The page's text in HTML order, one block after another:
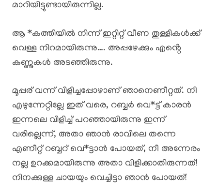
മാറിയിട്ടുണ്ടായിരുന്നില്ല.
ആ *കത്തിയിൽ നിന്ന് ഇറ്റിറ്റ് വീണ തുള്ളികൾക്ക്
വെള്ള നിറമായിരുന്നു…. അപ്പഴേക്കും എൻ്റെ
കണ്ണുകൾ അടഞ്ഞിരുന്നു.
മൂപ്പര് വന്ന് വിളിച്ചപ്പോഴാണ് ഞാനെണീറ്റത്. നീ
എഴുന്നേറ്റില്ലേ ഇത് വരെ, റബ്ബർ വെ*ട്ട് കാരൻ
ഇന്നലെ വിളിച്ച് പറഞ്ഞായിരുന്നു ഇന്ന്
വരില്ലെന്ന്, അതാ ഞാൻ രാവിലെ തന്നെ
എണീറ്റ് റബ്ബറ് വെ*ട്ടാൻ പോയത്, നീ അന്നേരം
നല്ല ഉറക്കമായിരുന്നു അതാ വിളിക്കാതിരുന്നത്!
നിനക്കുള്ള ചായയും വെച്ചിട്ടാ ഞാൻ പോയത്!